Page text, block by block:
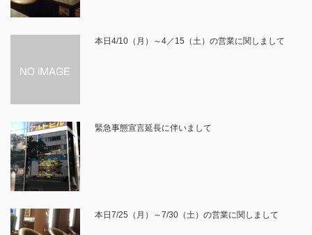
本日4/10（月）～4／15（土）の営業に関しまして
緊急事態宣言延長に伴いまして
本日7/25（月）～7/30（土）の営業に関しまして